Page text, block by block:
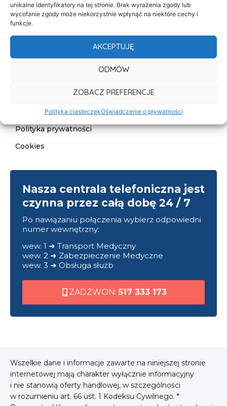
unikalne identyfikatory na tej stronie. Brak wyrażenia zgody lub
wycofanie zgody może niekorzystnie wpłynąć na niektóre cechy i
funkcje.
AKCEPTUJĘ
ODMÓW
ZOBACZ PREFERENCJE
Polityka ciasteczekOświadczenie o prywatności
Oferta
Cennik
Kontakt
Deklaracja dostępności
Klauzula informacyjna
Polityka prywatności
Cookies
Nasza centrala telefoniczna jest
czynna przez całą dobę 24 / 7
Po nawiązaniu połączenia wybierz odpowiedni
numer wewnętrzny:
wew. 1 ➜ Transport Medyczny
wew. 2 ➜ Zabezpieczenie Medyczne
wew. 3 ➜ Obsługa służb
ZADZWOŃ: 517 333 173
Wszelkie dane i informacje zawarte na niniejszej stronie
internetowej mają charakter wyłącznie informacyjny
i nie stanowią oferty handlowej, w szczególności
w rozumieniu art. 66 ust. 1 Kodeksu Cywilnego. *